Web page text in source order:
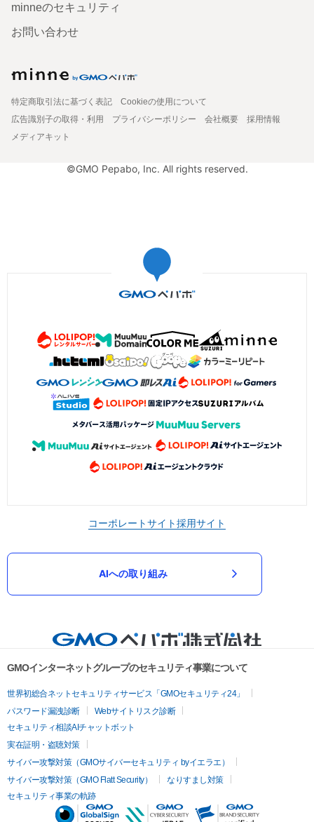
minneのセキュリティ
お問い合わせ
特定商取引法に基づく表記
Cookieの使用について
広告識別子の取得・利用
プライバシーポリシー 会社概要
採用情報
メディアキット
©GMO Pepabo, Inc. All rights reserved.
コーポレートサイト採用サイト
AIへの取り組み
GMOインターネットグループのセキュリティ事業について
世界初総合ネットセキュリティサービス「GMOセキュリティ24」
パスワード漏洩診断
Webサイトリスク診断
セキュリティ相談AIチャットボット
実在証明・盗聴対策
サイバー攻撃対策（GMOサイバーセキュリティ byイエラエ）
サイバー攻撃対策（GMO Flatt Security）
なりすまし対策
セキュリティ事業の軌跡